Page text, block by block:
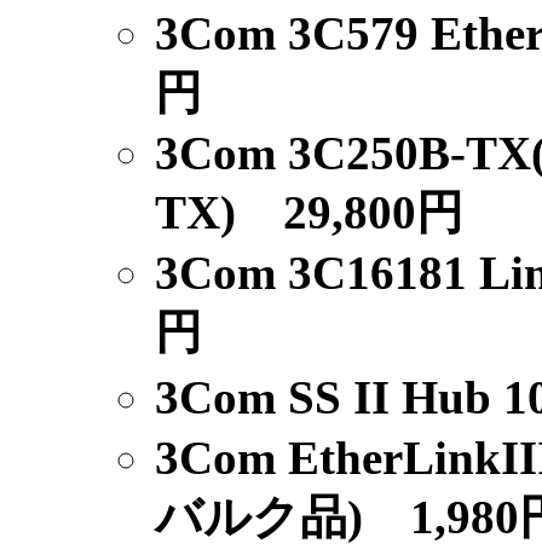
3Com 3C579
円
3Com 3C250B-
TX) 29,800円
3Com 3C16181
円
3Com SS II Hub
3Com
バルク品) 1,980